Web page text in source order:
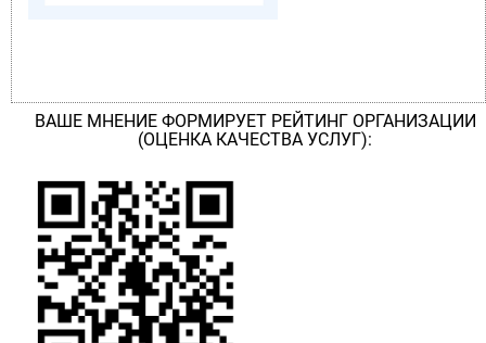
ВАШЕ МНЕНИЕ ФОРМИРУЕТ РЕЙТИНГ ОРГАНИЗАЦИИ
(ОЦЕНКА КАЧЕСТВА УСЛУГ):